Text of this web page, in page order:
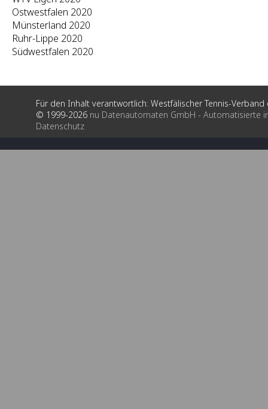
Ostwestfalen 2020
Münsterland 2020
Ruhr-Lippe 2020
Südwestfalen 2020
Für den Inhalt verantwortlich: Westfälischer Tennis-Verband
© 1999-2026 nu Datenautomaten GmbH - Automatisierte
Datenschutz